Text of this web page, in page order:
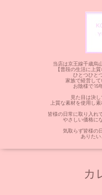
当店は京王線千歳烏
【普段の生活に上
ひとつひと
家族で経営し
お陰様で15
見た目は決
上質な素材を使用し
皆様の日常に取り入れ
やさしい価格に
気取らず皆様の
ありたい
カ